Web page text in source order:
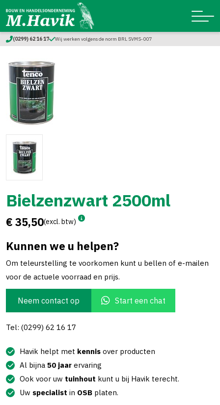
(0299) 62 16 17 Wij werken volgens de norm BRL SVMS-007
Bielzenzwart 2500ml
€ 35,50(excl. btw)
Kunnen we u helpen?
Om teleurstelling te voorkomen kunt u bellen of e-mailen
voor de actuele voorraad en prijs.
Neem contact op Start een chat
Tel: (0299) 62 16 17
Havik helpt met kennis over producten
Al bijna 50 jaar ervaring
Ook voor uw tuinhout kunt u bij Havik terecht.
Uw specialist in OSB platen.